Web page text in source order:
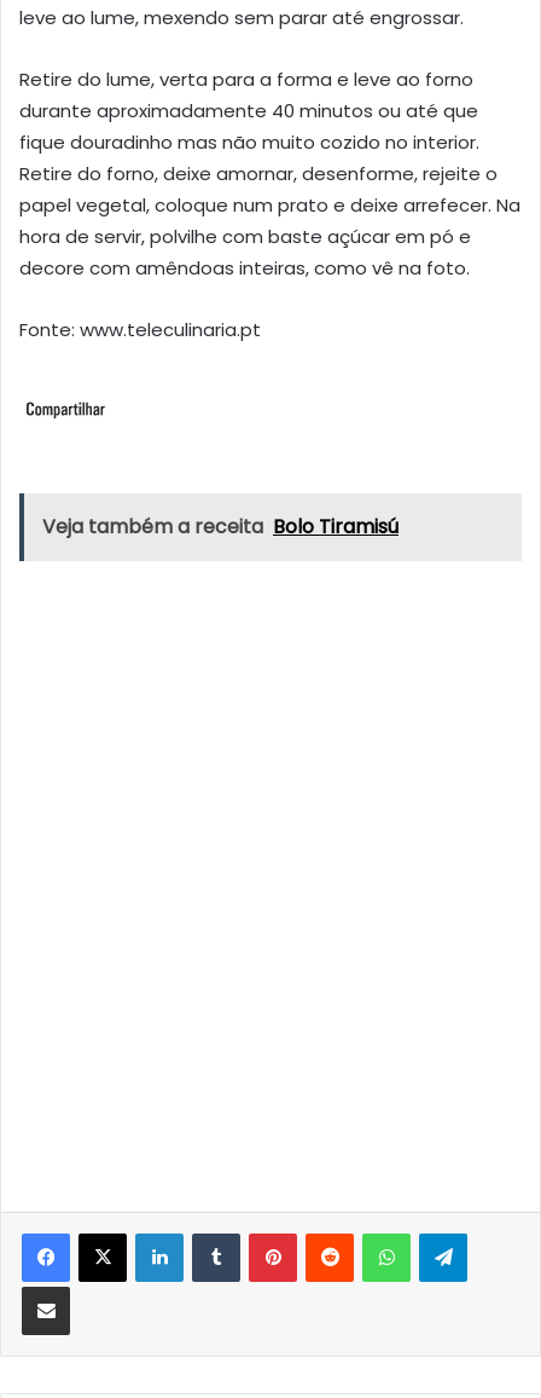
leve ao lume, mexendo sem parar até engrossar.
Retire do lume, verta para a forma e leve ao forno
durante aproximadamente 40 minutos ou até que
fique douradinho mas não muito cozido no interior.
Retire do forno, deixe amornar, desenforme, rejeite o
papel vegetal, coloque num prato e deixe arrefecer. Na
hora de servir, polvilhe com baste açúcar em pó e
decore com amêndoas inteiras, como vê na foto.
Fonte: www.teleculinaria.pt
Veja também a receita Bolo Tiramisú
LinkedInTumblrPinterestReddit WhatsApp
Partilhar Via Email